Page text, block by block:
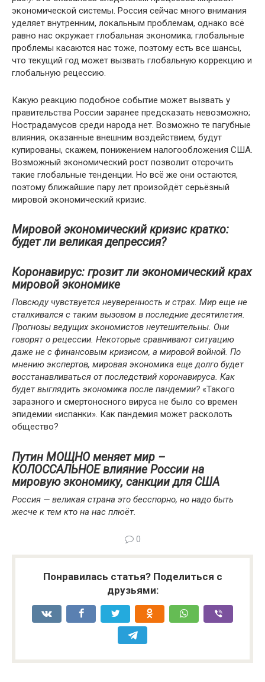
экономической системы. Россия сейчас много внимания
уделяет внутренним, локальным проблемам, однако всё
равно нас окружает глобальная экономика; глобальные
проблемы касаются нас тоже, поэтому есть все шансы,
что текущий год может вызвать глобальную коррекцию и
глобальную рецессию.
Какую реакцию подобное событие может вызвать у
правительства России заранее предсказать невозможно;
Нострадамусов среди народа нет. Возможно те пагубные
влияния, оказанные внешним воздействием, будут
купированы, скажем, понижением налогообложения США.
Возможный экономический рост позволит отсрочить
такие глобальные тенденции. Но всё же они остаются,
поэтому ближайшие пару лет произойдёт серьёзный
мировой экономический кризис.
Мировой экономический кризис кратко:
будет ли великая депрессия?
Коронавирус: грозит ли экономический крах
мировой экономике
Повсюду чувствуется неуверенность и страх. Мир еще не
сталкивался с таким вызовом в последние десятилетия.
Прогнозы ведущих экономистов неутешительны. Они
говорят о рецессии. Некоторые сравнивают ситуацию
даже не с финансовым кризисом, а мировой войной. По
мнению экспертов, мировая экономика еще долго будет
восстанавливаться от последствий коронавируса. Как
будет выглядить экономика после пандемии? «Такого
заразного и смертоносного вируса не было со времен
эпидемии «испанки». Как пандемия может расколоть
общество?
Путин МОЩНО меняет мир –
КОЛОССАЛЬНОЕ влияние России на
мировую экономику, санкции для США
Россия — великая страна это бесспорно, но надо быть
жесче к тем кто на нас плюёт.
0
Понравилась статья? Поделиться с
друзьями: